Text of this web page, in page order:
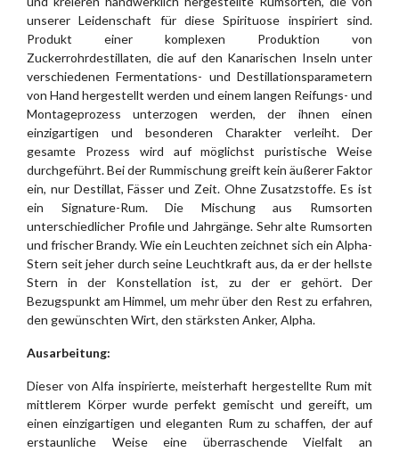
unserer Leidenschaft für diese Spirituose inspiriert sind.
Produkt einer komplexen Produktion von
Zuckerrohrdestillaten, die auf den Kanarischen Inseln unter
verschiedenen Fermentations- und Destillationsparametern
von Hand hergestellt werden und einem langen Reifungs- und
Montageprozess unterzogen werden, der ihnen einen
einzigartigen und besonderen Charakter verleiht. Der
gesamte Prozess wird auf möglichst puristische Weise
durchgeführt. Bei der Rummischung greift kein äußerer Faktor
ein, nur Destillat, Fässer und Zeit. Ohne Zusatzstoffe. Es ist
ein Signature-Rum. Die Mischung aus Rumsorten
unterschiedlicher Profile und Jahrgänge. Sehr alte Rumsorten
und frischer Brandy. Wie ein Leuchten zeichnet sich ein Alpha-
Stern seit jeher durch seine Leuchtkraft aus, da er der hellste
Stern in der Konstellation ist, zu der er gehört. Der
Bezugspunkt am Himmel, um mehr über den Rest zu erfahren,
den gewünschten Wirt, den stärksten Anker, Alpha.
Ausarbeitung:
Dieser von Alfa inspirierte, meisterhaft hergestellte Rum mit
mittlerem Körper wurde perfekt gemischt und gereift, um
einen einzigartigen und eleganten Rum zu schaffen, der auf
erstaunliche Weise eine überraschende Vielfalt an